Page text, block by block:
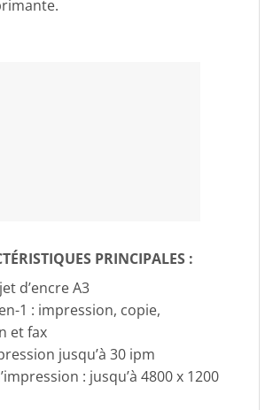
PRINCIPALES :
d’encre A3
1 : impression, copie,
et fax
jusqu’à 30 ipm
: jusqu’à 4800 x 1200